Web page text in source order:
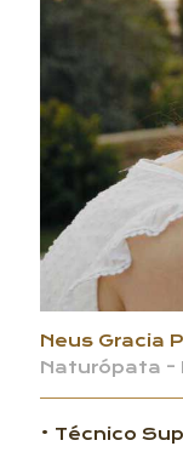
Neus Gracia
Naturópata -
• Técnico